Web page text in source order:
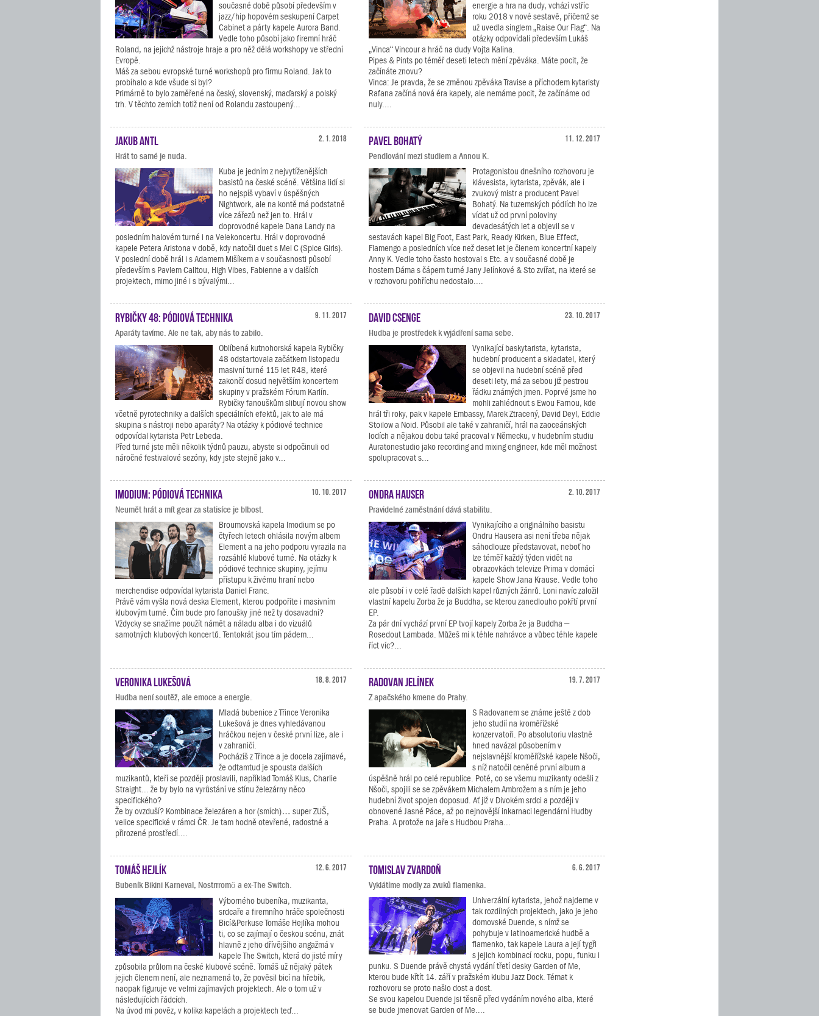
současné době působí především v
jazz/hip hopovém seskupení Carpet
Cabinet a párty kapele Aurora Band.
Vedle toho působí jako firemní hráč
Roland, na jejichž nástroje hraje a pro něž dělá workshopy ve střední
Evropě.
Máš za sebou evropské turné workshopů pro firmu Roland. Jak to
probíhalo a kde všude si byl?
Primárně to bylo zaměřené na český, slovenský, maďarský a polský
trh. V těchto zemích totiž není od Rolandu zastoupený...
energie a hra na dudy, vchází vstříc
roku 2018 v nové sestavě, přičemž se
už uvedla singlem „Raise Our Flag“. Na
otázky odpovídali především Lukáš
„Vinca“ Vincour a hráč na dudy Vojta Kalina.
Pipes & Pints po téměř deseti letech mění zpěváka. Máte pocit, že
začínáte znovu?
Vinca: Je pravda, že se změnou zpěváka Travise a příchodem kytaristy
Rafana začíná nová éra kapely, ale nemáme pocit, že začínáme od
nuly....
2. 1. 2018
Jakub Antl
Hrát to samé je nuda.
Kuba je jedním z nejvytíženějších
basistů na české scéně. Většina lidí si
ho nejspíš vybaví v úspěšných
Nightwork, ale na kontě má podstatně
více zářezů než jen to. Hrál v
doprovodné kapele Dana Landy na
posledním halovém turné i na Velekoncertu. Hrál v doprovodné
kapele Petera Aristona v době, kdy natočil duet s Mel C (Spice Girls).
V poslední době hrál i s Adamem Mišíkem a v současnosti působí
především s Pavlem Calltou, High Vibes, Fabienne a v dalších
projektech, mimo jiné i s bývalými...
11. 12. 2017
Pavel Bohatý
Pendlování mezi studiem a Annou K.
Protagonistou dnešního rozhovoru je
klávesista, kytarista, zpěvák, ale i
zvukový mistr a producent Pavel
Bohatý. Na tuzemských pódiích ho lze
vídat už od první poloviny
devadesátých let a objevil se v
sestavách kapel Big Foot, East Park, Ready Kirken, Blue Effect,
Flamengo a posledních více než deset let je členem koncertní kapely
Anny K. Vedle toho často hostoval s Etc. a v současné době je
hostem Dáma s čápem turné Jany Jelínkové & Sto zvířat, na které se
v rozhovoru pohříchu nedostalo....
9. 11. 2017
Rybičky 48: Pódiová technika
Aparáty tavíme. Ale ne tak, aby nás to zabilo.
Oblíbená kutnohorská kapela Rybičky
48 odstartovala začátkem listopadu
masivní turné 115 let R48, které
zakončí dosud největším koncertem
skupiny v pražském Fórum Karlín.
Rybičky fanouškům slibují novou show
včetně pyrotechniky a dalších speciálních efektů, jak to ale má
skupina s nástroji nebo aparáty? Na otázky k pódiové technice
odpovídal kytarista Petr Lebeda.
Před turné jste měli několik týdnů pauzu, abyste si odpočinuli od
náročné festivalové sezóny, kdy jste stejně jako v...
23. 10. 2017
David Csenge
Hudba je prostředek k vyjádření sama sebe.
Vynikající baskytarista, kytarista,
hudební producent a skladatel, který
se objevil na hudební scéně před
deseti lety, má za sebou již pestrou
řádku známých jmen. Poprvé jsme ho
mohli zahlédnout s Ewou Farnou, kde
hrál tři roky, pak v kapele Embassy, Marek Ztracený, David Deyl, Eddie
Stoilow a Noid. Působil ale také v zahraničí, hrál na zaoceánských
lodích a nějakou dobu také pracoval v Německu, v hudebním studiu
Auratonestudio jako recording and mixing engineer, kde měl možnost
spolupracovat s...
10. 10. 2017
Imodium: Pódiová technika
Neumět hrát a mít gear za statisíce je blbost.
Broumovská kapela Imodium se po
čtyřech letech ohlásila novým albem
Element a na jeho podporu vyrazila na
rozsáhlé klubové turné. Na otázky k
pódiové technice skupiny, jejímu
přístupu k živému hraní nebo
merchendise odpovídal kytarista Daniel Franc.
Právě vám vyšla nová deska Element, kterou podpoříte i masivním
klubovým turné. Čím bude pro fanoušky jiné než ty dosavadní?
Vždycky se snažíme použít námět a náladu alba i do vizuálů
samotných klubových koncertů. Tentokrát jsou tím pádem...
2. 10. 2017
Ondra Hauser
Pravidelné zaměstnání dává stabilitu.
Vynikajícího a originálního basistu
Ondru Hausera asi není třeba nějak
sáhodlouze představovat, neboť ho
lze téměř každý týden vidět na
obrazovkách televize Prima v domácí
kapele Show Jana Krause. Vedle toho
ale působí i v celé řadě dalších kapel různých žánrů. Loni navíc založil
vlastní kapelu Zorba že ja Buddha, se kterou zanedlouho pokřtí první
EP.
Za pár dní vychází první EP tvojí kapely Zorba že ja Buddha –
Rosedout Lambada. Můžeš mi k téhle nahrávce a vůbec téhle kapele
říct víc?...
18. 8. 2017
Veronika Lukešová
Hudba není soutěž, ale emoce a energie.
Mladá bubenice z Třince Veronika
Lukešová je dnes vyhledávanou
hráčkou nejen v české první lize, ale i
v zahraničí.
Pocházíš z Třince a je docela zajímavé,
že odtamtud je spousta dalších
muzikantů, kteří se později proslavili, například Tomáš Klus, Charlie
Straight... že by bylo na vyrůstání ve stínu železárny něco
specifického?
Že by ovzduší? Kombinace železáren a hor (smích)… super ZUŠ,
velice specifické v rámci ČR. Je tam hodně otevřené, radostné a
přirozené prostředí....
19. 7. 2017
Radovan Jelínek
Z apačského kmene do Prahy.
S Radovanem se známe ještě z dob
jeho studií na kroměřížské
konzervatoři. Po absolutoriu vlastně
hned navázal působením v
nejslavnější kroměřížské kapele Nšoči,
s níž natočil ceněné první album a
úspěšně hrál po celé republice. Poté, co se všemu muzikanty odešli z
Nšoči, spojili se se zpěvákem Michalem Ambrožem a s ním je jeho
hudební život spojen doposud. Ať již v Divokém srdci a později v
obnovené Jasné Páce, až po nejnovější inkarnaci legendární Hudby
Praha. A protože na jaře s Hudbou Praha...
12. 6. 2017
Tomáš Hejlík
Bubeník Bikini Karneval, Nostrrromö a ex-The Switch.
Výborného bubeníka, muzikanta,
srdcaře a firemního hráče společnosti
Bicí&Perkuse Tomáše Hejlíka mohou
ti, co se zajímají o českou scénu, znát
hlavně z jeho dřívějšího angažmá v
kapele The Switch, která do jisté míry
způsobila průlom na české klubové scéně. Tomáš už nějaký pátek
jejich členem není, ale neznamená to, že pověsil bicí na hřebík,
naopak figuruje ve velmi zajímavých projektech. Ale o tom už v
následujících řádcích.
Na úvod mi pověz, v kolika kapelách a projektech teď...
6. 6. 2017
Tomislav Zvardoň
Vyklátíme modly za zvuků flamenka.
Univerzální kytarista, jehož najdeme v
tak rozdílných projektech, jako je jeho
domovské Duende, s nímž se
pohybuje v latinoamerické hudbě a
flamenko, tak kapele Laura a její tygři
s jejich kombinací rocku, popu, funku i
punku. S Duende právě chystá vydání třetí desky Garden of Me,
kterou bude křtít 14. září v pražském klubu Jazz Dock. Témat k
rozhovoru se proto našlo dost a dost.
Se svou kapelou Duende jsi těsně před vydáním nového alba, které
se bude jmenovat Garden of Me....